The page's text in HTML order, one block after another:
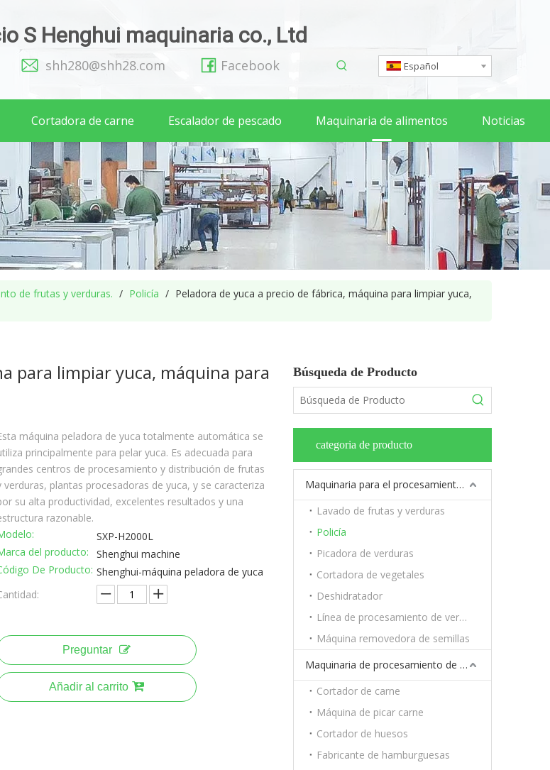
S Henghui maquinaria co., Ltd
shh280@shh28.com Facebook Español
Cortadora de carne Escalador de pescado Maquinaria de alimentos Noticias
de frutas y verduras. / Policía / Peladora de yuca a precio de fábrica, máquina para limpiar yuca,
para limpiar yuca, máquina para
máquina peladora de yuca totalmente automática se
principalmente para pelar yuca. Es adecuada para
centros de procesamiento y distribución de frutas
verduras, plantas procesadoras de yuca, y se caracteriza
su alta productividad, excelentes resultados y una
razonable.
SXP-H2000L
del producto:
Shenghui machine
De Producto: Shenghui-máquina peladora de yuca
Preguntar
Añadir al carrito
Búsqueda de Producto
categoria de producto
Maquinaria para el procesamiento de frutas y verduras.
Lavado de frutas y verduras
Policía
Picadora de verduras
Cortadora de vegetales
Deshidratador
Línea de procesamiento de verduras y frutas.
Máquina removedora de semillas
Maquinaria de procesamiento de carne
Cortador de carne
Máquina de picar carne
Cortador de huesos
Fabricante de hamburguesas